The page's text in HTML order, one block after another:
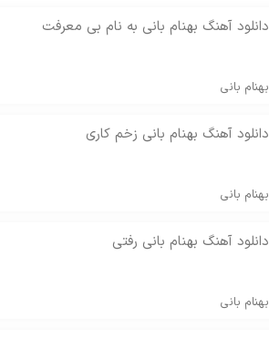
دانلود آهنگ بهنام بانی به نام بی معرفت
بهنام بانی
دانلود آهنگ بهنام بانی زخم کاری
بهنام بانی
دانلود آهنگ بهنام بانی رفتی
بهنام بانی